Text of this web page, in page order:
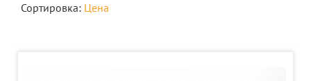
Сортировка: Цена